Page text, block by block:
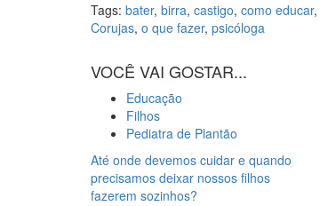
Tags: bater, birra, castigo, como educar,
Corujas, o que fazer, psicóloga
VOCÊ VAI GOSTAR...
Educação
Filhos
Pediatra de Plantão
Até onde devemos cuidar e quando
precisamos deixar nossos filhos
fazerem sozinhos?